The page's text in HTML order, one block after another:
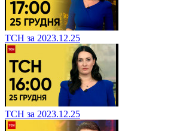
ТСН за 2023.12.25
ТСН за 2023.12.25